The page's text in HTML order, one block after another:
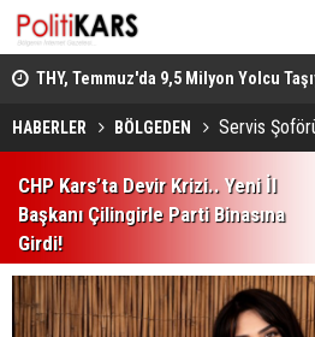
THY, Temmuz'da 9,5 Milyon Yolcu
HABERLER BÖLGEDEN Servis
CHP Kars’ta Devir Krizi.. Yeni İl
Başkanı Çilingirle Parti Binasına
Girdi!